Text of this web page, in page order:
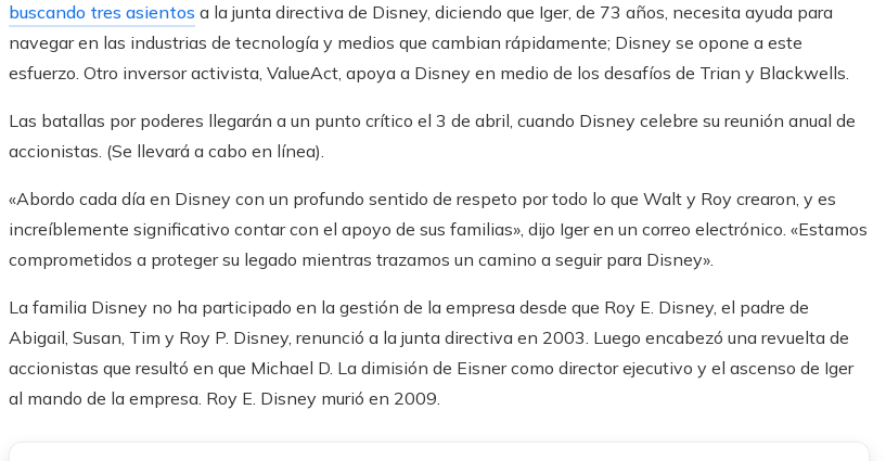
buscando tres asientos a la junta directiva de Disney, diciendo que Iger, de 73 años, necesita ayuda para
navegar en las industrias de tecnología y medios que cambian rápidamente; Disney se opone a este
esfuerzo. Otro inversor activista, ValueAct, apoya a Disney en medio de los desafíos de Trian y Blackwells.
Las batallas por poderes llegarán a un punto crítico el 3 de abril, cuando Disney celebre su reunión anual de
accionistas. (Se llevará a cabo en línea).
«Abordo cada día en Disney con un profundo sentido de respeto por todo lo que Walt y Roy crearon, y es
increíblemente significativo contar con el apoyo de sus familias», dijo Iger en un correo electrónico. «Estamos
comprometidos a proteger su legado mientras trazamos un camino a seguir para Disney».
La familia Disney no ha participado en la gestión de la empresa desde que Roy E. Disney, el padre de
Abigail, Susan, Tim y Roy P. Disney, renunció a la junta directiva en 2003. Luego encabezó una revuelta de
accionistas que resultó en que Michael D. La dimisión de Eisner como director ejecutivo y el ascenso de Iger
al mando de la empresa. Roy E. Disney murió en 2009.